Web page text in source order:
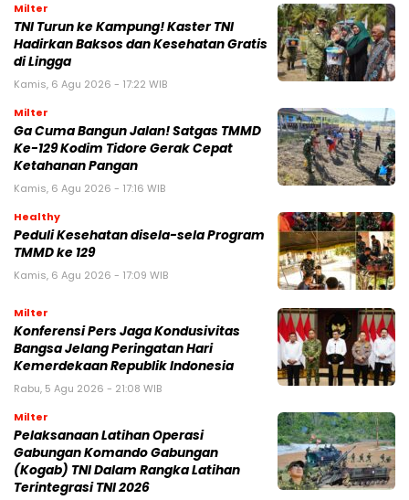
Milter
TNI Turun ke Kampung! Kaster TNI
Hadirkan Baksos dan Kesehatan Gratis
di Lingga
Kamis, 6 Agu 2026 - 17:22 WIB
Milter
Ga Cuma Bangun Jalan! Satgas TMMD
Ke-129 Kodim Tidore Gerak Cepat
Ketahanan Pangan
Kamis, 6 Agu 2026 - 17:16 WIB
Healthy
Peduli Kesehatan disela-sela Program
TMMD ke 129
Kamis, 6 Agu 2026 - 17:09 WIB
Milter
Konferensi Pers Jaga Kondusivitas
Bangsa Jelang Peringatan Hari
Kemerdekaan Republik Indonesia
Rabu, 5 Agu 2026 - 21:08 WIB
Milter
Pelaksanaan Latihan Operasi
Gabungan Komando Gabungan
(Kogab) TNI Dalam Rangka Latihan
Terintegrasi TNI 2026